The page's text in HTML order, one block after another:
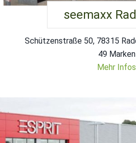
seemaxx
Schützenstraße 50, 78315
49 Marken
Mehr Infos